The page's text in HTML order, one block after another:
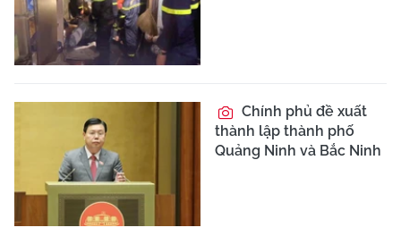
Chính phủ đề xuất
thành lập thành phố
Quảng Ninh và Bắc Ninh